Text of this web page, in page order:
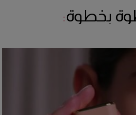
بخطوة: